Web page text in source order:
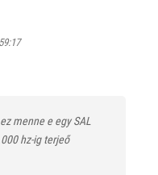
menne e egy SAL
hz-ig terjeő